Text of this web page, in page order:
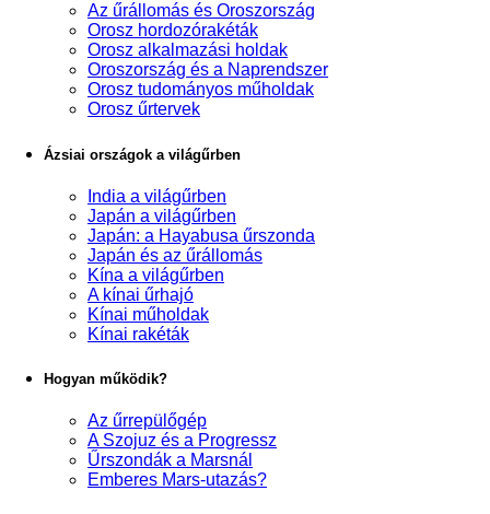
Az űrállomás és Oroszország
Orosz hordozórakéták
Orosz alkalmazási holdak
Oroszország és a Naprendszer
Orosz tudományos műholdak
Orosz űrtervek
Ázsiai országok a világűrben
India a világűrben
Japán a világűrben
Japán: a Hayabusa űrszonda
Japán és az űrállomás
Kína a világűrben
A kínai űrhajó
Kínai műholdak
Kínai rakéták
Hogyan működik?
Az űrrepülőgép
A Szojuz és a Progressz
Űrszondák a Marsnál
Emberes Mars-utazás?